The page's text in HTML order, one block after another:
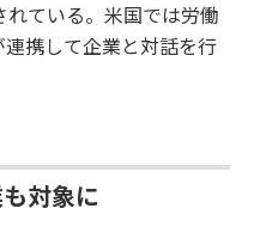
ている。米国では労働
携して企業と対話を行
対象に